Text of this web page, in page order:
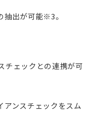
出が可能※3。
ェックとの連携が可
ンスチェックをスム